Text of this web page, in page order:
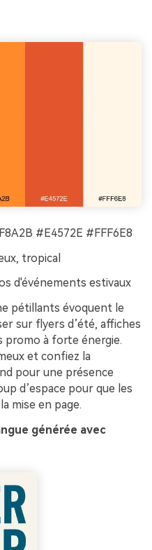
#E4572E #FFF6E8
tropical
d'événements estivaux
pétillants évoquent le
sur flyers d’été, affiches
à forte énergie.
et confiez la
pour une présence
d’espace pour que les
mise en page.
générée avec